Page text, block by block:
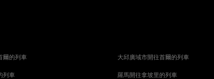
爾的列車 大邱廣域市開往首爾的列車
列車 羅馬開往拿坡里的列車